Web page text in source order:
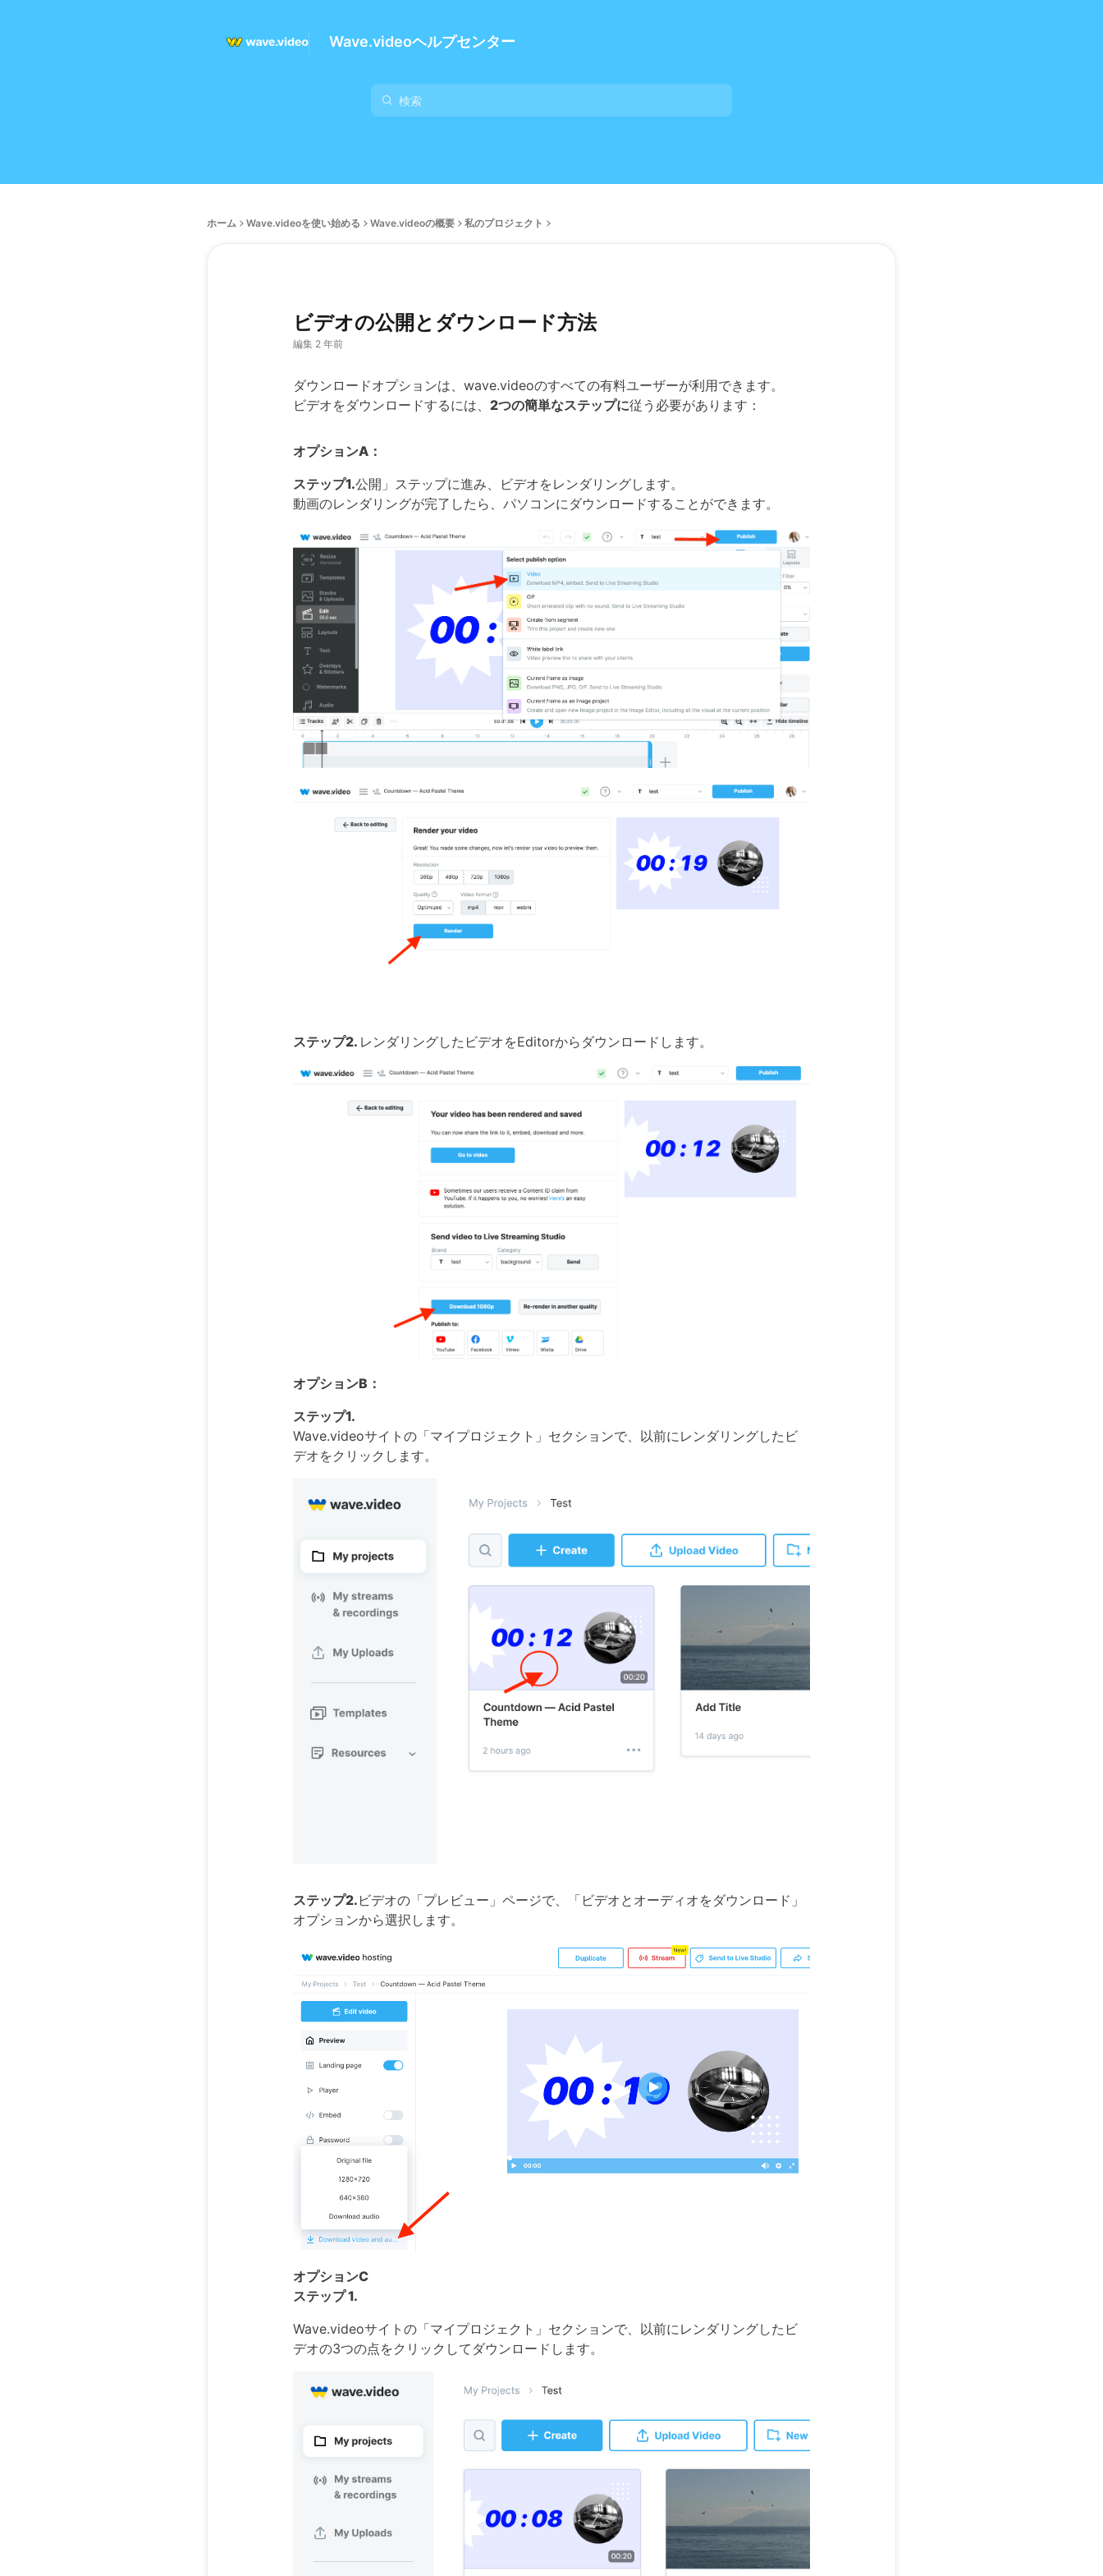
Wave.videoヘルプセンター
ホーム Wave.videoを使い始める Wave.videoの概要 私のプロジェクト
ビデオの公開とダウンロード方法
編集 2 年前
ダウンロードオプションは、wave.videoのすべての有料ユーザーが利用できます。
ビデオをダウンロードするには、 2つの簡単なステップに従う必要があります：
オプションA：
ステップ1.公開」ステップに進み、ビデオをレンダリングします。
動画のレンダリングが完了したら、パソコンにダウンロードすることができます。
ステップ2. レンダリングしたビデオをEditorからダウンロードします。
オプションB：
ステップ1.
Wave.videoサイトの「マイプロジェクト」セクションで、以前にレンダリングしたビ
デオをクリックします。
ステップ2. ビデオの「プレビュー」ページで、「ビデオとオーディオをダウンロード」
オプションから選択します。
オプションC
ステップ 1.
Wave.videoサイトの「マイプロジェクト」セクションで、以前にレンダリングしたビ
デオの3つの点をクリックしてダウンロードします。